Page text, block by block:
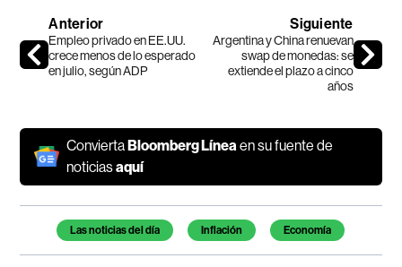
Anterior
Empleo privado en EE.UU.
crece menos de lo esperado
en julio, según ADP
Siguiente
Argentina y China renuevan
swap de monedas: se
extiende el plazo a cinco
años
ConviertaBloomberg Línea en su fuente de
noticiasaquí
Temas de este artículo
Las noticias del día Inflación Economía